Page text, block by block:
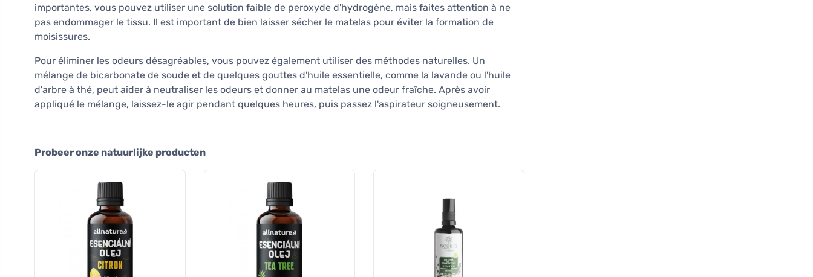
importantes, vous pouvez utiliser une solution faible de peroxyde d'hydrogène, mais faites attention à ne
pas endommager le tissu. Il est important de bien laisser sécher le matelas pour éviter la formation de
moisissures.
Pour éliminer les odeurs désagréables, vous pouvez également utiliser des méthodes naturelles. Un
mélange de bicarbonate de soude et de quelques gouttes d'huile essentielle, comme la lavande ou l'huile
d'arbre à thé, peut aider à neutraliser les odeurs et donner au matelas une odeur fraîche. Après avoir
appliqué le mélange, laissez-le agir pendant quelques heures, puis passez l'aspirateur soigneusement.
Probeer onze natuurlijke producten